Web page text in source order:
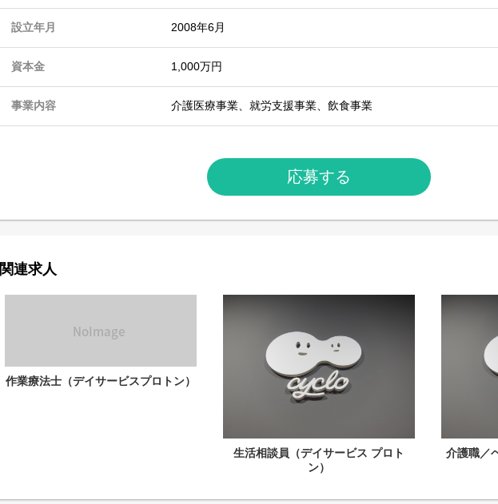
設立年月 2008年6月
資本金 1,000万円
事業内容 介護医療事業、就労支援事業、飲食事業
応募する
関連求人
作業療法士（デイサービスプロトン）
生活相談員（デイサービス プロト
ン）
介護職／